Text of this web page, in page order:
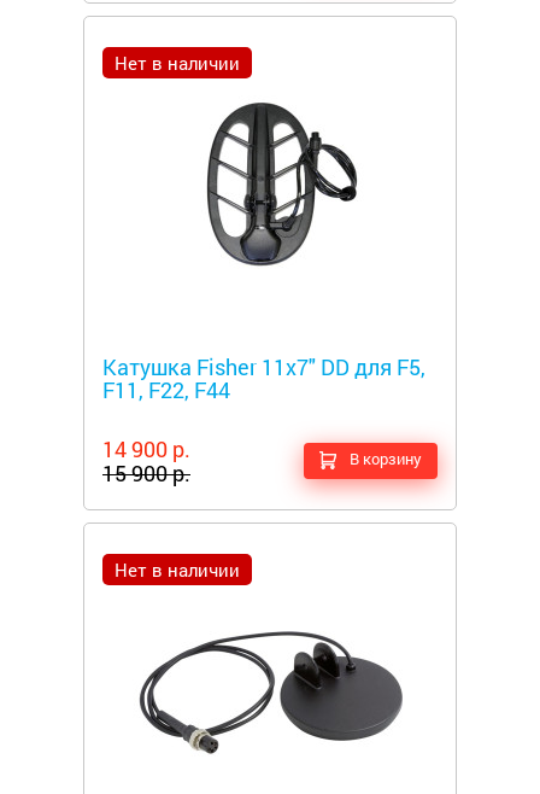
Нет в наличии
Катушка Fisher 11x7" DD для F5,
F11, F22, F44
14 900 р.
15 900 р.
В корзину
Нет в наличии